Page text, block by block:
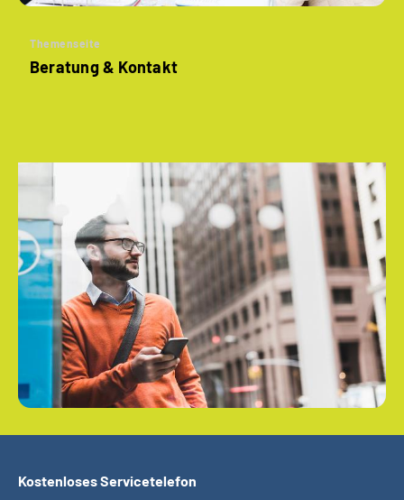
Themenseite
Beratung & Kontakt
Kostenloses Servicetelefon